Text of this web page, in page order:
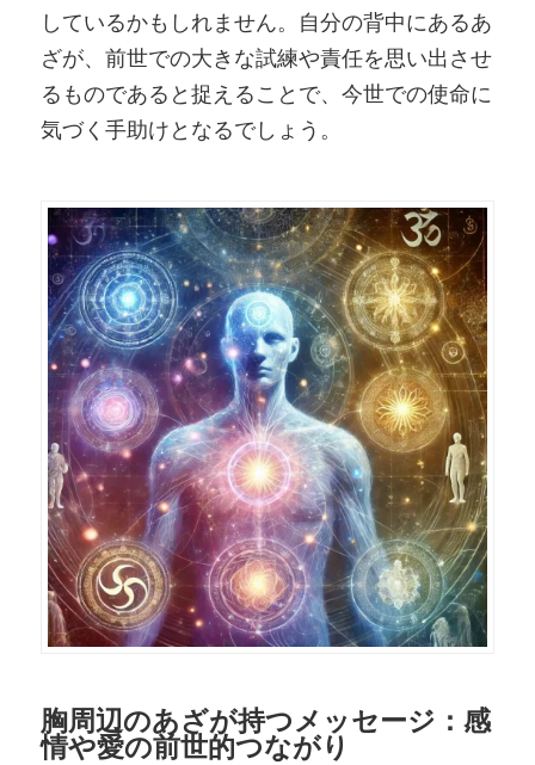
しているかもしれません。自分の背中にあるあ
ざが、前世での大きな試練や責任を思い出させ
るものであると捉えることで、今世での使命に
気づく手助けとなるでしょう。
胸周辺のあざが持つメッセージ：感
情や愛の前世的つながり